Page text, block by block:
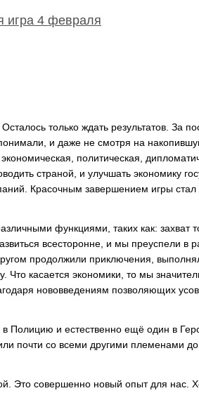
игра 4 февраля
только ждать результатов. За
и даже не смотря на
политическая,
страной, и улучшать экономику
Красочным завершением игры стал
функциями, таких как: захват
всесторонне, и мы преуспели
продолжили приключения,
касается экономики, то мы
нововведениям позволяющих
и естественно ещё один в
почти со всеми другими племенами
Это совершенно новый опыт для нас.